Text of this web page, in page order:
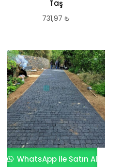
Taş
731,97 ₺
WhatsApp ile Satın Al